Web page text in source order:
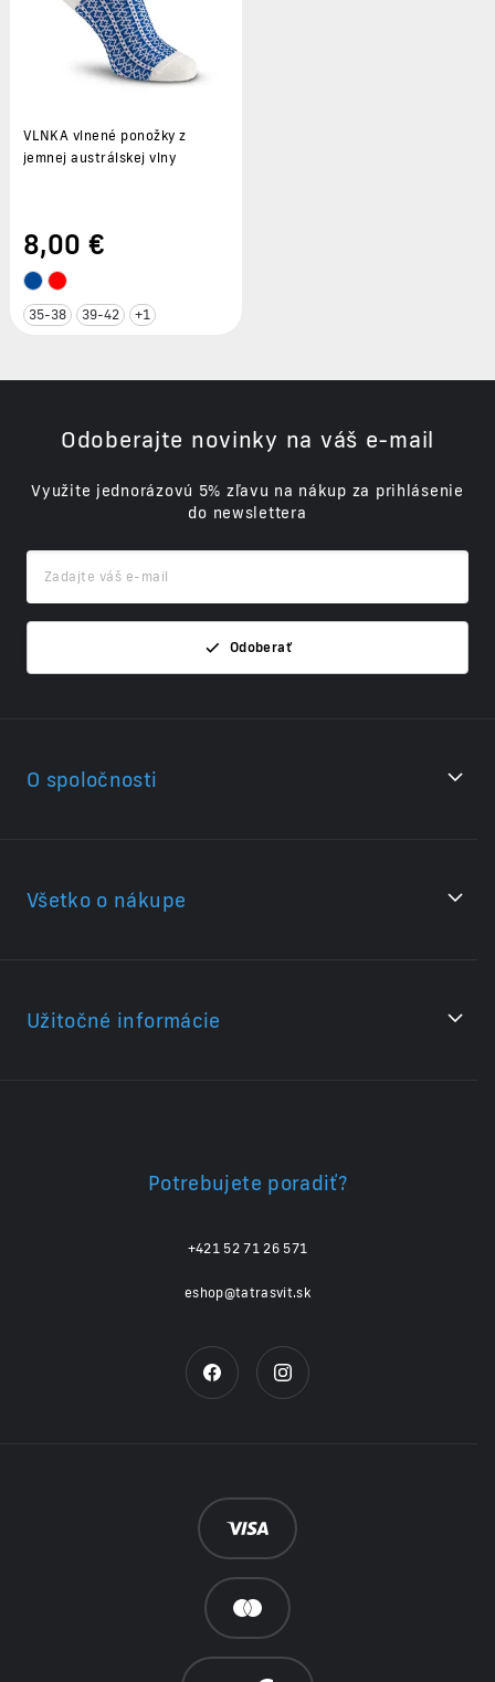
VLNKA vlnené ponožky z
jemnej austrálskej vlny
8,00 €
35-38 39-42 +1
Odoberajte novinky na váš e-mail
Využite jednorázovú 5% zľavu na nákup za prihlásenie
do newslettera
Odoberať
O spoločnosti
Všetko o nákupe
Užitočné informácie
Potrebujete poradiť?
+421 52 71 26 571
eshop@tatrasvit.sk